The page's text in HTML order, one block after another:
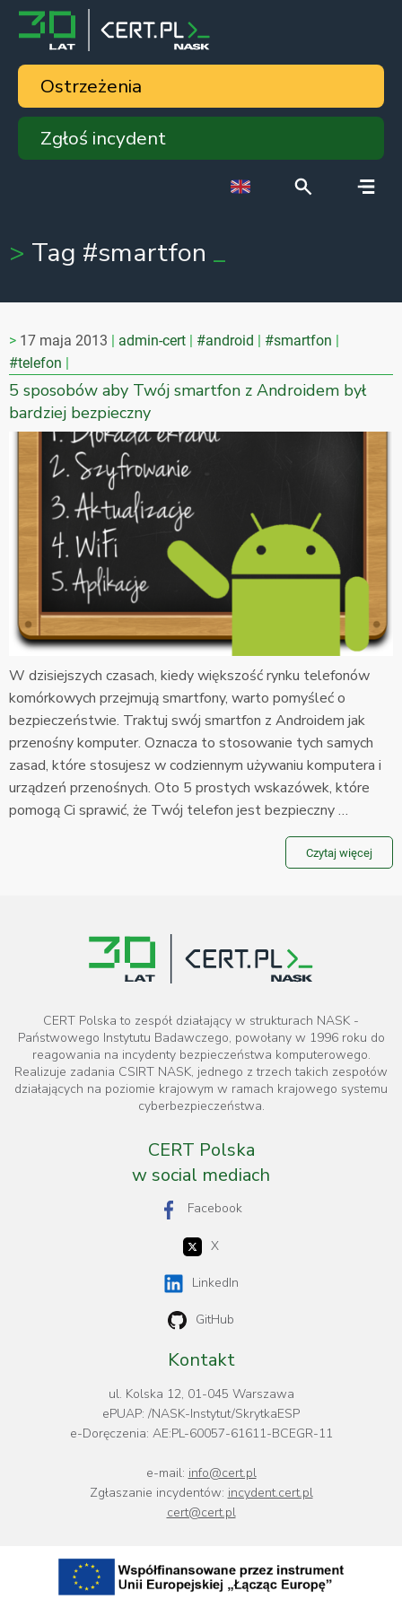
Ostrzeżenia
Zgłoś incydent
Tag #smartfon
17 maja 2013 admin-cert #android
#smartfon
#telefon
5 sposobów aby Twój smartfon z Androidem był
bardziej bezpieczny
W dzisiejszych czasach, kiedy większość rynku telefonów
komórkowych przejmują smartfony, warto pomyśleć o
bezpieczeństwie. Traktuj swój smartfon z Androidem jak
przenośny komputer. Oznacza to stosowanie tych samych
zasad, które stosujesz w codziennym używaniu komputera i
urządzeń przenośnych. Oto 5 prostych wskazówek, które
pomogą Ci sprawić, że Twój telefon jest bezpieczny …
Czytaj więcej
CERT Polska to zespół działający w strukturach NASK -
Państwowego Instytutu Badawczego, powołany w 1996 roku do
reagowania na incydenty bezpieczeństwa komputerowego.
Realizuje zadania CSIRT NASK, jednego z trzech takich zespołów
działających na poziomie krajowym w ramach krajowego systemu
cyberbezpieczeństwa.
CERT Polska
w social mediach
Facebook
X
LinkedIn
GitHub
Kontakt
ul. Kolska 12, 01-045 Warszawa
ePUAP: /NASK-Instytut/SkrytkaESP
e-Doręczenia: AE:PL-60057-61611-BCEGR-11
e-mail: info@cert.pl
Zgłaszanie incydentów: incydent.cert.pl
cert@cert.pl